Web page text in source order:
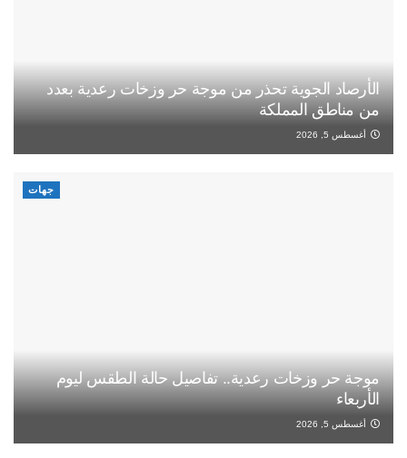
الأرصاد الجوية تحذر من موجة حر وزخات رعدية بعدد
من مناطق المملكة
أغسطس 5, 2026
جهات
موجة حر وزخات رعدية.. تفاصيل حالة الطقس ليوم
الأربعاء
أغسطس 5, 2026